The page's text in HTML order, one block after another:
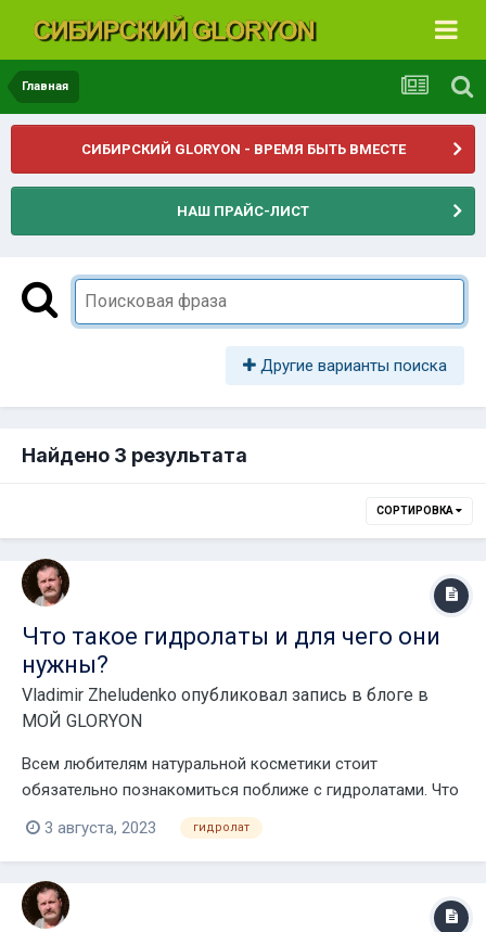
Главная
СИБИРСКИЙ GLORYON - ВРЕМЯ БЫТЬ ВМЕСТЕ
НАШ ПРАЙС-ЛИСТ
Другие варианты поиска
Найдено 3 результата
СОРТИРОВКА
Что такое гидролаты и для чего они
нужны?
Vladimir Zheludenko опубликовал запись в блоге в
МОЙ GLORYON
Всем любителям натуральной косметики стоит
обязательно познакомиться поближе с гидролатами. Что
это такое, какие функции они выполняют и кому
необходимы летом – обо всем этом говорим ниже. Что
такое гидролат? Гидролат – это выпаренные экстракты
растений на водной основе. Для его приготовле...
3 августа, 2023 гидролат